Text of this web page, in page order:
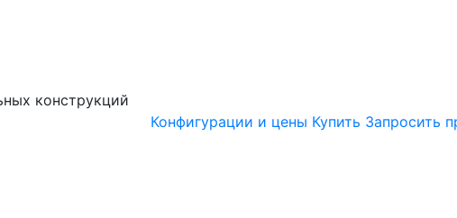
конструкций
Конфигурации и цены Купить Запросить